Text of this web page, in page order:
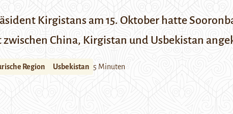
Kirgistans am 15. Oktober hatte
China, Kirgistan und Usbekistan
Region Usbekistan 5 Minuten